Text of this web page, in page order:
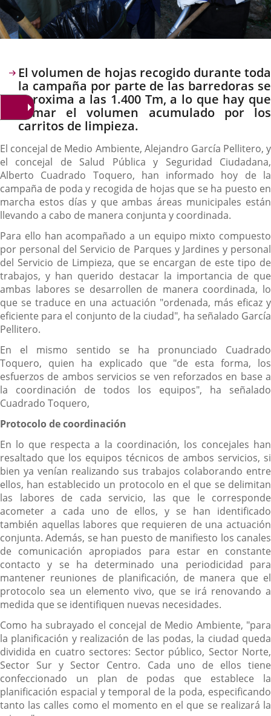
Descripción
El volumen de hojas recogido durante toda
la campaña por parte de las barredoras se
aproxima a las 1.400 Tm, a lo que hay que
sumar el volumen acumulado por los
carritos de limpieza.
El concejal de Medio Ambiente, Alejandro García Pellitero, y
el concejal de Salud Pública y Seguridad Ciudadana,
Alberto Cuadrado Toquero, han informado hoy de la
campaña de poda y recogida de hojas que se ha puesto en
marcha estos días y que ambas áreas municipales están
llevando a cabo de manera conjunta y coordinada.
Para ello han acompañado a un equipo mixto compuesto
por personal del Servicio de Parques y Jardines y personal
del Servicio de Limpieza, que se encargan de este tipo de
trabajos, y han querido destacar la importancia de que
ambas labores se desarrollen de manera coordinada, lo
que se traduce en una actuación "ordenada, más eficaz y
eficiente para el conjunto de la ciudad", ha señalado García
Pellitero.
En el mismo sentido se ha pronunciado Cuadrado
Toquero, quien ha explicado que "de esta forma, los
esfuerzos de ambos servicios se ven reforzados en base a
la coordinación de todos los equipos", ha señalado
Cuadrado Toquero,
Protocolo de coordinación
En lo que respecta a la coordinación, los concejales han
resaltado que los equipos técnicos de ambos servicios, si
bien ya venían realizando sus trabajos colaborando entre
ellos, han establecido un protocolo en el que se delimitan
las labores de cada servicio, las que le corresponde
acometer a cada uno de ellos, y se han identificado
también aquellas labores que requieren de una actuación
conjunta. Además, se han puesto de manifiesto los canales
de comunicación apropiados para estar en constante
contacto y se ha determinado una periodicidad para
mantener reuniones de planificación, de manera que el
protocolo sea un elemento vivo, que se irá renovando a
medida que se identifiquen nuevas necesidades.
Como ha subrayado el concejal de Medio Ambiente, "para
la planificación y realización de las podas, la ciudad queda
dividida en cuatro sectores: Sector público, Sector Norte,
Sector Sur y Sector Centro. Cada uno de ellos tiene
confeccionado un plan de podas que establece la
planificación espacial y temporal de la poda, especificando
tanto las calles como el momento en el que se realizará la